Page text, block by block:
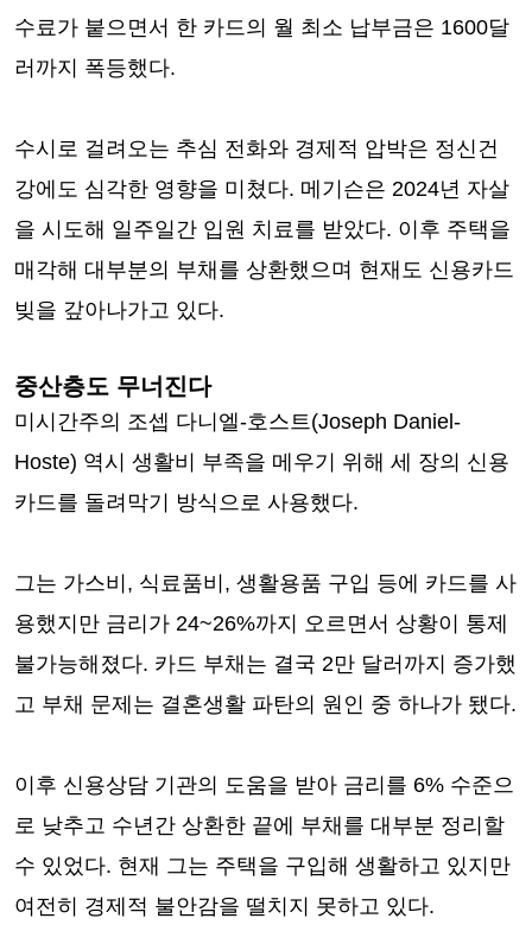
수료가 붙으면서 한 카드의 월 최소 납부금은 1600달
러까지 폭등했다.
수시로 걸려오는 추심 전화와 경제적 압박은 정신건
강에도 심각한 영향을 미쳤다. 메기슨은 2024년 자살
을 시도해 일주일간 입원 치료를 받았다. 이후 주택을
매각해 대부분의 부채를 상환했으며 현재도 신용카드
빚을 갚아나가고 있다.
중산층도 무너진다
미시간주의 조셉 다니엘-호스트(Joseph Daniel-
Hoste) 역시 생활비 부족을 메우기 위해 세 장의 신용
카드를 돌려막기 방식으로 사용했다.
그는 가스비, 식료품비, 생활용품 구입 등에 카드를 사
용했지만 금리가 24~26%까지 오르면서 상황이 통제
불가능해졌다. 카드 부채는 결국 2만 달러까지 증가했
고 부채 문제는 결혼생활 파탄의 원인 중 하나가 됐다.
이후 신용상담 기관의 도움을 받아 금리를 6% 수준으
로 낮추고 수년간 상환한 끝에 부채를 대부분 정리할
수 있었다. 현재 그는 주택을 구입해 생활하고 있지만
여전히 경제적 불안감을 떨치지 못하고 있다.